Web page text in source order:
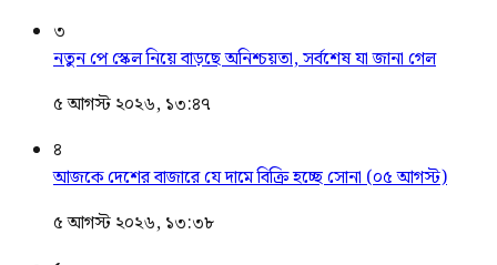
৩
নতুন পে স্কেল নিয়ে বাড়ছে অনিশ্চয়তা, সর্বশেষ যা জানা গেল
৫ আগস্ট ২০২৬, ১৩:৪৭
৪
আজকে দেশের বাজারে যে দামে বিক্রি হচ্ছে সোনা (০৫ আগস্ট)
৫ আগস্ট ২০২৬, ১৩:৩৮